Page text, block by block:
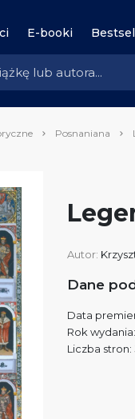
E-booki
Posnaniana
Autor:
Dane
Data
Rok wydania:
Liczba stron: